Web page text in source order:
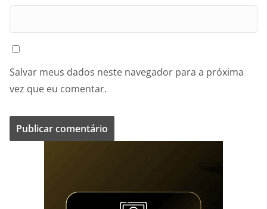
Salvar meus dados neste navegador para a próxima
vez que eu comentar.